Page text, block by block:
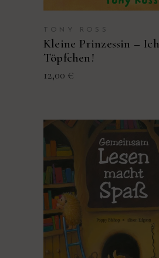
TONY ROSS
Kleine Prinzessin –
Töpfchen!
12,00 €
PRODUKT